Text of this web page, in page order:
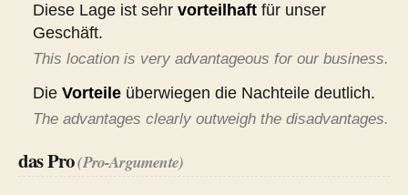
Diese Lage ist sehr vorteilhaft für unser
Geschäft.
This location is very advantageous for our business.
Die Vorteile überwiegen die Nachteile deutlich.
The advantages clearly outweigh the disadvantages.
das Pro(Pro-Argumente)